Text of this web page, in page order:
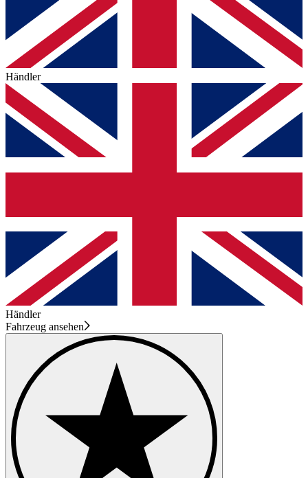
Händler
Händler
Fahrzeug ansehen